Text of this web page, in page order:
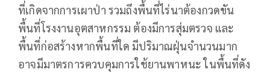
ที่เกิดจากการเผาป่า รวมถึงพื้นที่ไร่นาต้องกวดขัน
พื้นที่โรงงานอุตสาหกรรม ต้องมีการสุ่มตรวจ และ
พื้นที่ก่อสร้างหากพื้นที่ใด มีปริมาณฝุ่นจำนวนมาก
อาจมีมาตรการควบคุมการใช้ยานพาหนะ ในพื้นที่ดัง